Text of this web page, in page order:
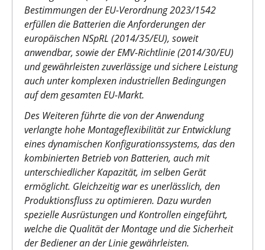
Bestimmungen der EU-Verordnung 2023/1542
erfüllen die Batterien die Anforderungen der
europäischen NSpRL (2014/35/EU), soweit
anwendbar, sowie der EMV-Richtlinie (2014/30/EU)
und gewährleisten zuverlässige und sichere Leistung
auch unter komplexen industriellen Bedingungen
auf dem gesamten EU-Markt.
Des Weiteren führte die von der Anwendung
verlangte hohe Montageflexibilität zur Entwicklung
eines dynamischen Konfigurationssystems, das den
kombinierten Betrieb von Batterien, auch mit
unterschiedlicher Kapazität, im selben Gerät
ermöglicht. Gleichzeitig war es unerlässlich, den
Produktionsfluss zu optimieren. Dazu wurden
spezielle Ausrüstungen und Kontrollen eingeführt,
welche die Qualität der Montage und die Sicherheit
der Bediener an der Linie gewährleisten.